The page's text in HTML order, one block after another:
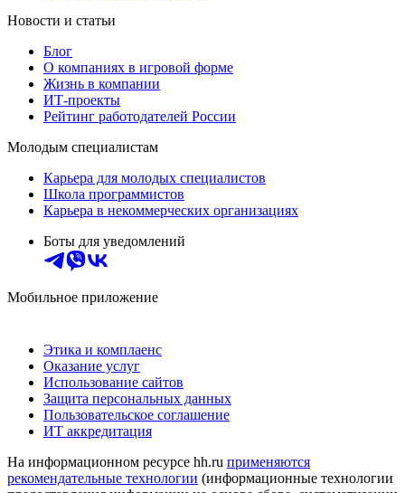
Новости и статьи
Блог
О компаниях в игровой форме
Жизнь в компании
ИТ-проекты
Рейтинг работодателей России
Молодым специалистам
Карьера для молодых специалистов
Школа программистов
Карьера в некоммерческих организациях
Боты для уведомлений
Мобильное приложение
Этика и комплаенс
Оказание услуг
Использование сайтов
Защита персональных данных
Пользовательское соглашение
ИТ аккредитация
На информационном ресурсе hh.ru применяются
рекомендательные технологии (информационные технологии